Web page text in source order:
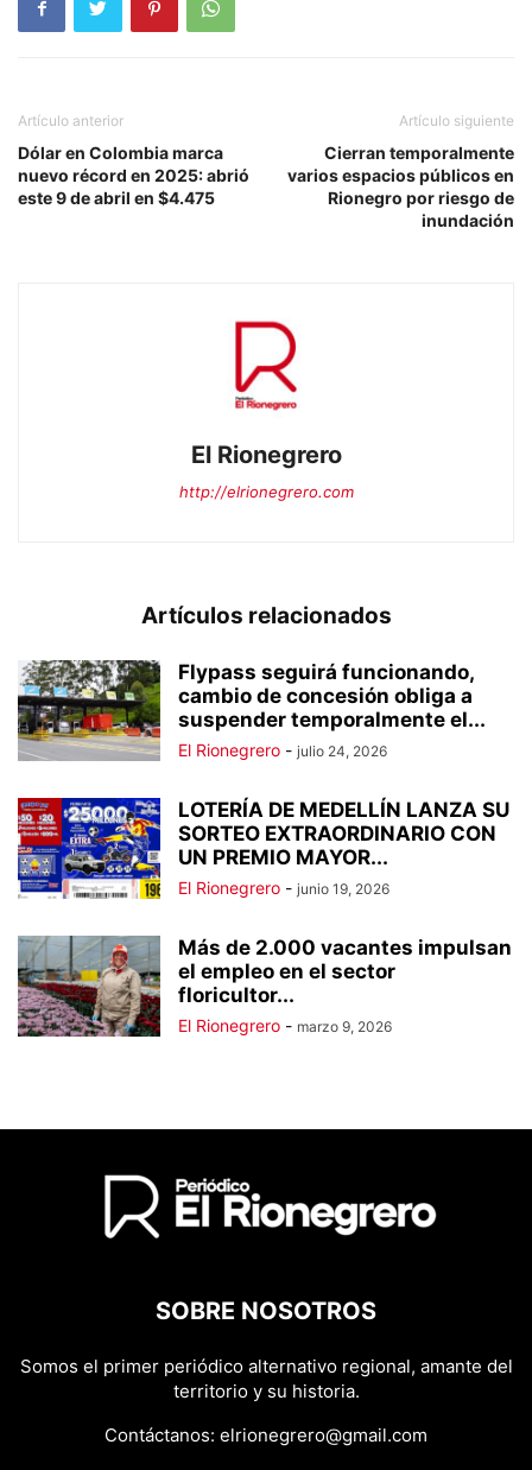
Artículo anterior
Dólar en Colombia marca
nuevo récord en 2025: abrió
este 9 de abril en $4.475
Artículo siguiente
Cierran temporalmente
varios espacios públicos en
Rionegro por riesgo de
inundación
El Rionegrero
http://elrionegrero.com
Artículos relacionados
Flypass seguirá funcionando,
cambio de concesión obliga a
suspender temporalmente el...
El Rionegrero - julio 24, 2026
LOTERÍA DE MEDELLÍN LANZA SU
SORTEO EXTRAORDINARIO CON
UN PREMIO MAYOR...
El Rionegrero - junio 19, 2026
Más de 2.000 vacantes impulsan
el empleo en el sector
floricultor...
El Rionegrero - marzo 9, 2026
SOBRE NOSOTROS
Somos el primer periódico alternativo regional, amante del
territorio y su historia.
Contáctanos: elrionegrero@gmail.com